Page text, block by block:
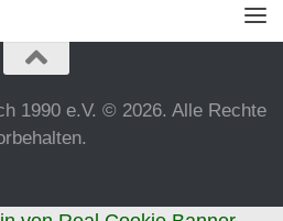
1990 e.V. © 2026. Alle Rechte